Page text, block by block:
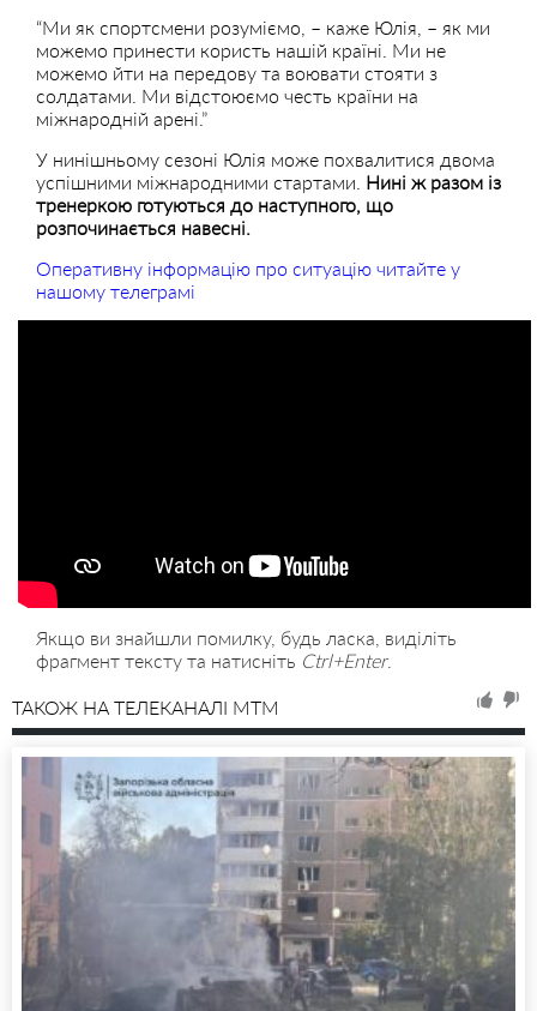
“Ми як спортсмени розуміємо, – каже Юлія, – як ми
можемо принести користь нашій країні. Ми не
можемо йти на передову та воювати стояти з
солдатами. Ми відстоюємо честь країни на
міжнародній арені.”
У нинішньому сезоні Юлія може похвалитися двома
успішними міжнародними стартами. Нині ж разом із
тренеркою готуються до наступного, що
розпочинається навесні.
Оперативну інформацію про ситуацію читайте у
нашому телеграмі
Якщо ви знайшли помилку, будь ласка, виділіть
фрагмент тексту та натисніть Ctrl+Enter.
ТАКОЖ НА ТЕЛЕКАНАЛІ MTM